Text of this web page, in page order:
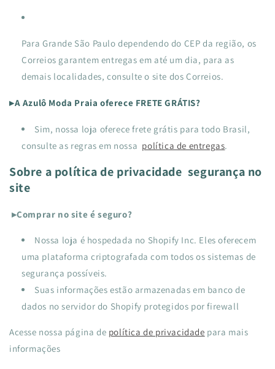
Para Grande São Paulo dependendo do CEP da região, os
Correios garantem entregas em até um dia, para as
demais localidades, consulte o site dos Correios.
▸A Azulô Moda Praia oferece FRETE GRÁTIS?
Sim, nossa loja oferece frete grátis para todo Brasil,
consulte as regras em nossa política de entregas.
Sobre a política de privacidade segurança no
site
▸Comprar no site é seguro?
Nossa loja é hospedada no Shopify Inc. Eles oferecem
uma plataforma criptografada com todos os sistemas de
segurança possíveis.
Suas informações estão armazenadas em banco de
dados no servidor do Shopify protegidos por firewall
Acesse nossa página de política de privacidade para mais
informações